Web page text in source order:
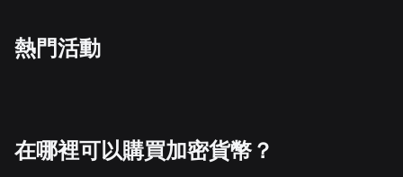
熱門活動
在哪裡可以購買加密貨幣？